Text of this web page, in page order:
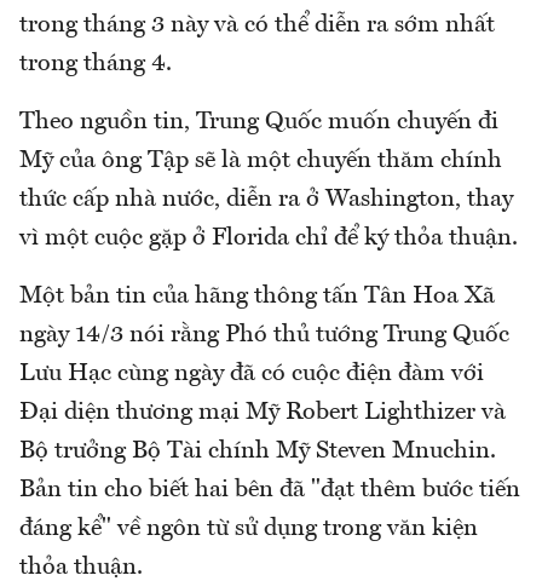
trong tháng 3 này và có thể diễn ra sớm nhất
trong tháng 4.
Theo nguồn tin, Trung Quốc muốn chuyến đi
Mỹ của ông Tập sẽ là một chuyến thăm chính
thức cấp nhà nước, diễn ra ở Washington, thay
vì một cuộc gặp ở Florida chỉ để ký thỏa thuận.
Một bản tin của hãng thông tấn Tân Hoa Xã
ngày 14/3 nói rằng Phó thủ tướng Trung Quốc
Lưu Hạc cùng ngày đã có cuộc điện đàm với
Đại diện thương mại Mỹ Robert Lighthizer và
Bộ trưởng Bộ Tài chính Mỹ Steven Mnuchin.
Bản tin cho biết hai bên đã "đạt thêm bước tiến
đáng kể" về ngôn từ sử dụng trong văn kiện
thỏa thuận.